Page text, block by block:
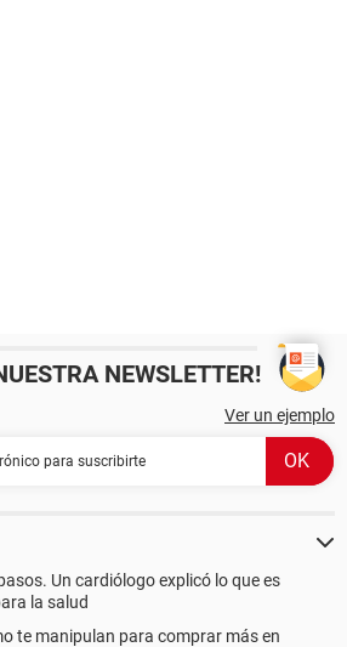
NEWSLETTER!
Ver un ejemplo
Un cardiólogo explicó lo que es
la salud
te manipulan para comprar más en